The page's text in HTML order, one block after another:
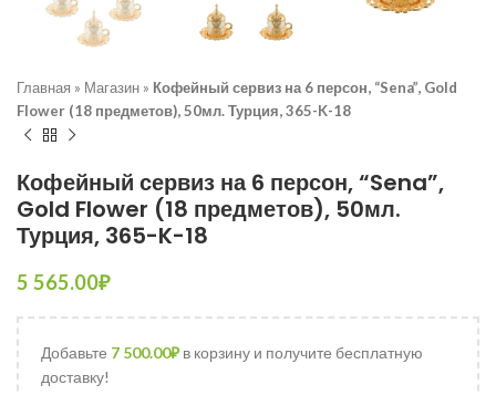
Главная » Магазин » Кофейный сервиз на 6 персон, “Sena”, Gold
Flower (18 предметов), 50мл. Турция, 365-K-18
Кофейный сервиз на 6 персон, “Sena”,
Gold Flower (18 предметов), 50мл.
Турция, 365-K-18
5 565.00₽
Добавьте 7 500.00₽в корзину и получите бесплатную
доставку!